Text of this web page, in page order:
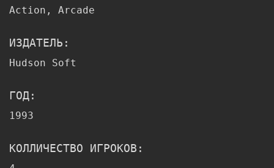
Action, Arcade
ИЗДАТЕЛЬ:
Hudson Soft
ГОД:
1993
КОЛЛИЧЕСТВО ИГРОКОВ: